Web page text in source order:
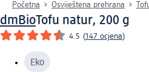
Početna Osviještena prehrana
dmBioTofu natur, 200 g
4.5 (147 ocjena)
Eko